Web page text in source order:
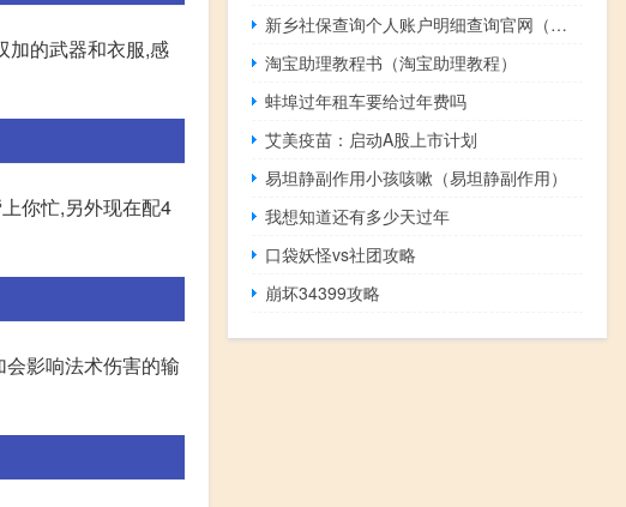
加的武器和衣服,感
你忙,另外现在配4
影响法术伤害的输
新乡社保查询个人账户明细查询官网（新乡社保查询个人账户查询）
淘宝助理教程书（淘宝助理教程）
蚌埠过年租车要给过年费吗
艾美疫苗：启动A股上市计划
易坦静副作用小孩咳嗽（易坦静副作用）
我想知道还有多少天过年
口袋妖怪vs社团攻略
崩坏34399攻略